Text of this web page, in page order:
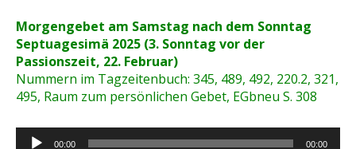
Morgengebet am Samstag nach dem Sonntag
Septuagesimä 2025 (3. Sonntag vor der
Passionszeit, 22. Februar)
Nummern im Tagzeitenbuch: 345, 489, 492, 220.2, 321,
495, Raum zum persönlichen Gebet, EGbneu S. 308
Audio-
00:00 00:00